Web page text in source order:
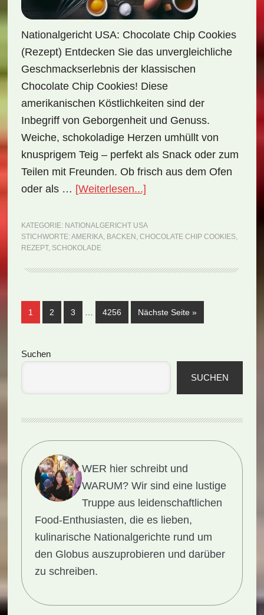
Nationalgericht USA: Chocolate Chip Cookies
(Rezept) Entdecken Sie das unvergleichliche
Geschmackserlebnis der klassischen
Chocolate Chip Cookies! Diese
amerikanischen Köstlichkeiten sind der
Inbegriff von Geborgenheit und Genuss.
Weiche, schokoladige Herzen umhüllt von
knusprigem Teig – perfekt als Snack oder zum
Teilen mit Freunden. Ob frisch aus dem Ofen
oder als … [Weiterlesen...]ÜberNationalgericht
Chocolate
Chip
(Rezept)
KATEGORIE: NATIONALGERICHT USA
STICHWORTE: AMERIKA, BACKEN , CHOCOLATE CHIP COOKIES,
REZEPT, SCHOKOLADE
Seite
1 Seite
2 Seite
3 Seite
4256 Nächste Seite aufrufen
»
Seitenspalte
Suchen
SUCHEN
WER hier schreibt und
WARUM? Wir sind eine lustige
Truppe aus leidenschaftlichen
Food-Enthusiasten, die es lieben,
kulinarische Nationalgerichte rund um
den Globus auszuprobieren und darüber
zu schreiben.